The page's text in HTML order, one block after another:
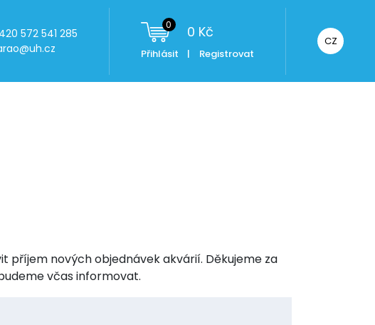
572 541 285
0 0 Kč
Přihlásit | Registrovat
CZ
příjem nových objednávek akvárií. Děkujeme za
včas informovat.